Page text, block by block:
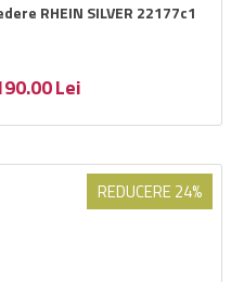
RHEIN SILVER 22177c1
Lei
REDUCERE 24%